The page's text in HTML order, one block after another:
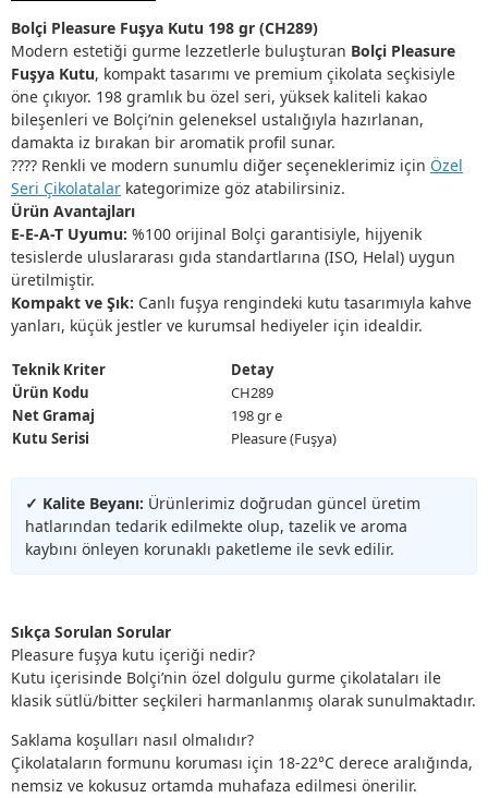
Bolçi Pleasure Fuşya Kutu 198 gr (CH289)
Modern estetiği gurme lezzetlerle buluşturan Bolçi Pleasure
Fuşya Kutu, kompakt tasarımı ve premium çikolata seçkisiyle
öne çıkıyor. 198 gramlık bu özel seri, yüksek kaliteli kakao
bileşenleri ve Bolçi’nin geleneksel ustalığıyla hazırlanan,
damakta iz bırakan bir aromatik profil sunar.
???? Renkli ve modern sunumlu diğer seçeneklerimiz için Özel
Seri Çikolatalar kategorimize göz atabilirsiniz.
Ürün Avantajları
E-E-A-T Uyumu: %100 orijinal Bolçi garantisiyle, hijyenik
tesislerde uluslararası gıda standartlarına (ISO, Helal) uygun
üretilmiştir.
Kompakt ve Şık: Canlı fuşya rengindeki kutu tasarımıyla kahve
yanları, küçük jestler ve kurumsal hediyeler için idealdir.
Teknik Kriter
Detay
Ürün Kodu
CH289
Net Gramaj
198 gr e
Kutu Serisi
Pleasure (Fuşya)
✓ Kalite Beyanı: Ürünlerimiz doğrudan güncel üretim
hatlarından tedarik edilmekte olup, tazelik ve aroma
kaybını önleyen korunaklı paketleme ile sevk edilir.
Sıkça Sorulan Sorular
Pleasure fuşya kutu içeriği nedir?
Kutu içerisinde Bolçi’nin özel dolgulu gurme çikolataları ile
klasik sütlü/bitter seçkileri harmanlanmış olarak sunulmaktadır.
Saklama koşulları nasıl olmalıdır?
Çikolataların formunu koruması için 18-22°C derece aralığında,
nemsiz ve kokusuz ortamda muhafaza edilmesi önerilir.